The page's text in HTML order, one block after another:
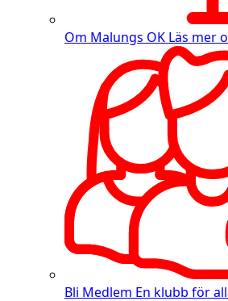
Om Malungs OK Läs mer
Bli Medlem En klubb för